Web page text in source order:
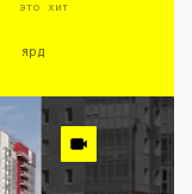
это хит
ярд